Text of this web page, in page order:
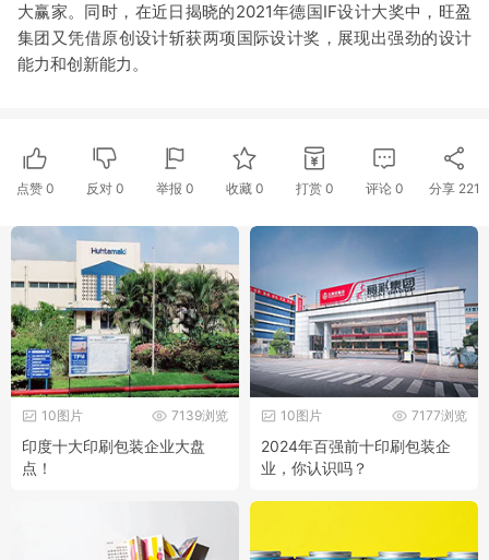
大赢家。同时，在近日揭晓的2021年德国IF设计大奖中，旺盈
集团又凭借原创设计斩获两项国际设计奖，展现出强劲的设计
能力和创新能力。
点赞 0 反对 0 举报 0 收藏 0 打赏 0 评论 0 分享 221
7139浏览
10图片
印度十大印刷包装企业大盘
点！
7177浏览
10图片
2024年百强前十印刷包装企
业，你认识吗？